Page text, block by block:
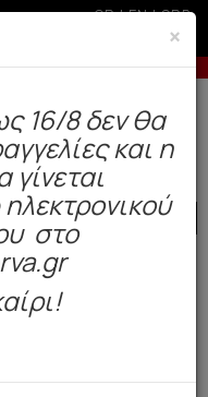
GR|EN|SRB
παραγγελίες άνω των 200€ σε
σε 3-5 εργάσιμες.
SALE
×
16/8 δεν θα
και η
γίνεται
στο